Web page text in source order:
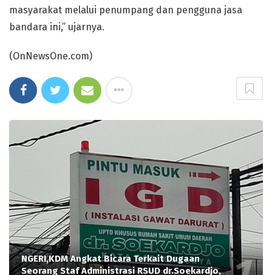
masyarakat melalui penumpang dan pengguna jasa
bandara ini,” ujarnya.
(OnNewsOne.com)
NGERI,KDM Angkat Bicara Terkait Dugaan
Seorang Staf Administrasi RSUD dr.Soekardjo,